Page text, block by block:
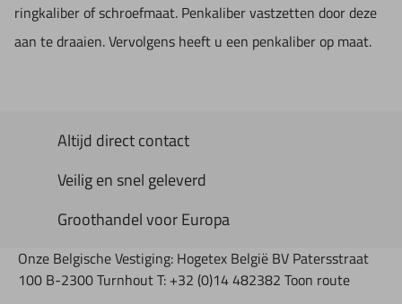
ringkaliber of schroefmaat. Penkaliber vastzetten door deze
aan te draaien. Vervolgens heeft u een penkaliber op maat.
Altijd direct contact
Veilig en snel geleverd
Groothandel voor Europa
Onze Belgische Vestiging: Hogetex België BV Patersstraat
100 B-2300 Turnhout T: +32 (0)14 482382 Toon route